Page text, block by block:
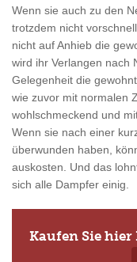
Wenn sie auch zu den
trotzdem nicht
nicht auf Anhieb die
wird ihr Verlangen nach
Gelegenheit die
wie zuvor mit normalen
wohlschmeckend und
Wenn sie nach einer
überwunden haben,
auskosten. Und das
sich alle Dampfer einig.
Kaufen Sie